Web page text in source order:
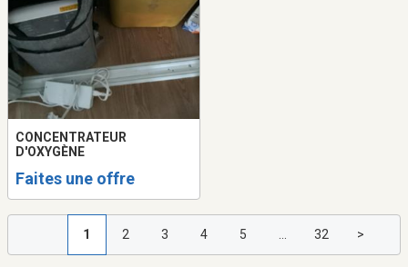
CONCENTRATEUR
D'OXYGÈNE
Faites une offre
1 2 3 4 5 ... 32 >